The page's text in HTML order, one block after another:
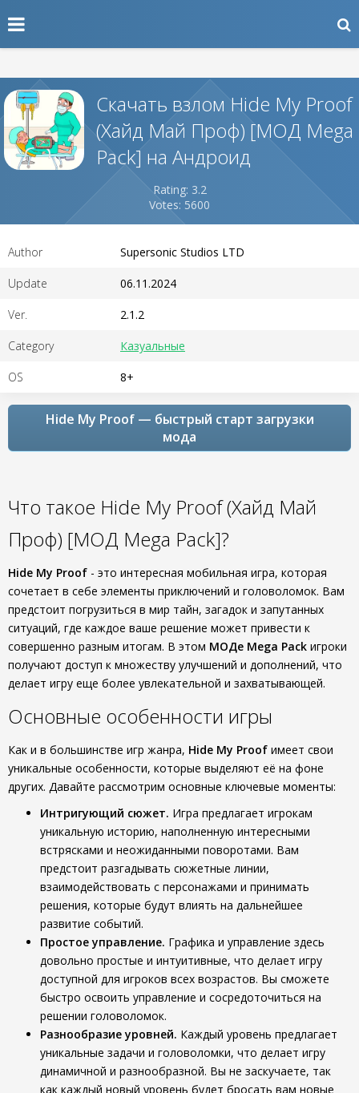
Скачать взлом Hide My Proof
(Хайд Май Проф) [МОД Mega
Pack] на Андроид
Rating: 3.2
Votes: 5600
Author Supersonic Studios LTD
Update 06.11.2024
Ver. 2.1.2
Category Казуальные
OS 8+
Hide My Proof — быстрый старт загрузки
мода
Что такое Hide My Proof (Хайд Май
Проф) [МОД Mega Pack]?
Hide My Proof - это интересная мобильная игра, которая
сочетает в себе элементы приключений и головоломок. Вам
предстоит погрузиться в мир тайн, загадок и запутанных
ситуаций, где каждое ваше решение может привести к
совершенно разным итогам. В этом МОДе Mega Pack игроки
получают доступ к множеству улучшений и дополнений, что
делает игру еще более увлекательной и захватывающей.
Основные особенности игры
Как и в большинстве игр жанра, Hide My Proof имеет свои
уникальные особенности, которые выделяют её на фоне
других. Давайте рассмотрим основные ключевые моменты:
Интригующий сюжет. Игра предлагает игрокам
уникальную историю, наполненную интересными
встрясками и неожиданными поворотами. Вам
предстоит разгадывать сюжетные линии,
взаимодействовать с персонажами и принимать
решения, которые будут влиять на дальнейшее
развитие событий.
Простое управление. Графика и управление здесь
довольно простые и интуитивные, что делает игру
доступной для игроков всех возрастов. Вы сможете
быстро освоить управление и сосредоточиться на
решении головоломок.
Разнообразие уровней. Каждый уровень предлагает
уникальные задачи и головоломки, что делает игру
динамичной и разнообразной. Вы не заскучаете, так
как каждый новый уровень будет бросать вам новые